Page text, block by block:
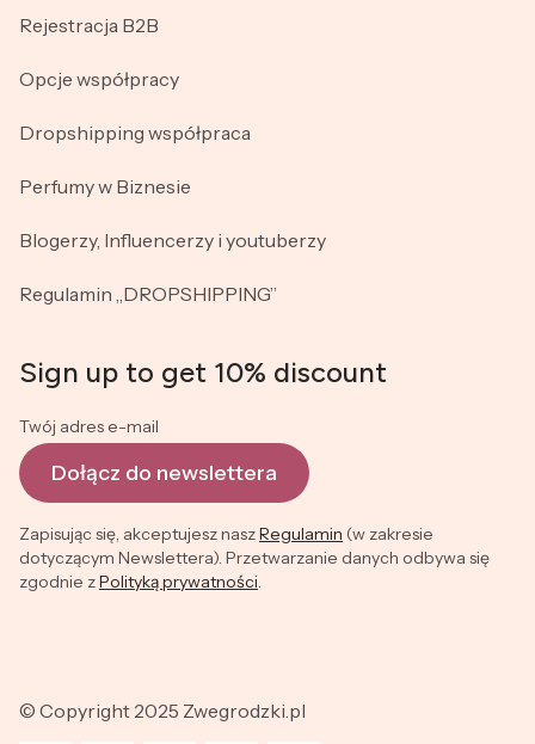
Rejestracja B2B
Opcje współpracy
Dropshipping współpraca
Perfumy w Biznesie
Blogerzy, Influencerzy i youtuberzy
Regulamin „DROPSHIPPING”
Sign up to get 10% discount
Twój adres e-mail
Dołącz do newslettera
Zapisując się, akceptujesz naszRegulamin (w zakresie
dotyczącym Newslettera). Przetwarzanie danych odbywa się
zgodnie zPolityką prywatności.
© Copyright 2025 Zwegrodzki.pl